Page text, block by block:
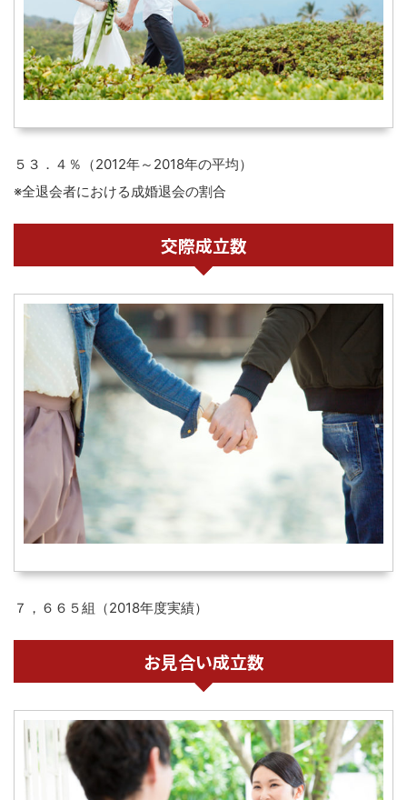
５３．４％（2012年～2018年の平均）
※全退会者における成婚退会の割合
交際成立数
７，６６５組（2018年度実績）
お見合い成立数